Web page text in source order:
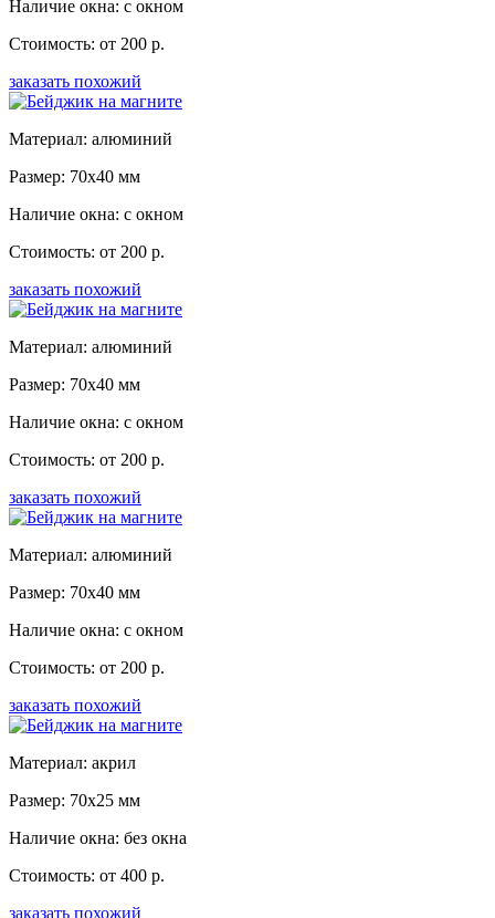
Наличие окна: с окном
Стоимость: от 200 р.
заказать похожий
Материал: алюминий
Размер: 70x40 мм
Наличие окна: с окном
Стоимость: от 200 р.
заказать похожий
Материал: алюминий
Размер: 70x40 мм
Наличие окна: с окном
Стоимость: от 200 р.
заказать похожий
Материал: алюминий
Размер: 70x40 мм
Наличие окна: с окном
Стоимость: от 200 р.
заказать похожий
Материал: акрил
Размер: 70x25 мм
Наличие окна: без окна
Стоимость: от 400 р.
заказать похожий